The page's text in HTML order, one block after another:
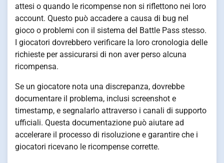
attesi o quando le ricompense non si riflettono nei loro
account. Questo può accadere a causa di bug nel
gioco o problemi con il sistema del Battle Pass stesso.
I giocatori dovrebbero verificare la loro cronologia delle
richieste per assicurarsi di non aver perso alcuna
ricompensa.
Se un giocatore nota una discrepanza, dovrebbe
documentare il problema, inclusi screenshot e
timestamp, e segnalarlo attraverso i canali di supporto
ufficiali. Questa documentazione può aiutare ad
accelerare il processo di risoluzione e garantire che i
giocatori ricevano le ricompense corrette.